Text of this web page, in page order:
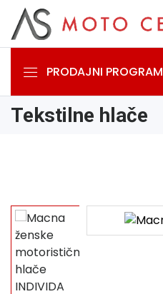
PRODAJNI PROGRAM
Tekstilne hlače